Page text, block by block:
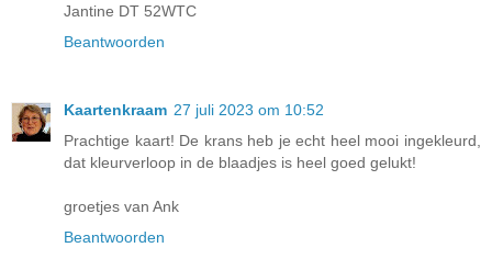
Jantine DT 52WTC
Beantwoorden
Kaartenkraam 27 juli 2023 om 10:52
Prachtige kaart! De krans heb je echt heel mooi ingekleurd,
dat kleurverloop in de blaadjes is heel goed gelukt!
groetjes van Ank
Beantwoorden